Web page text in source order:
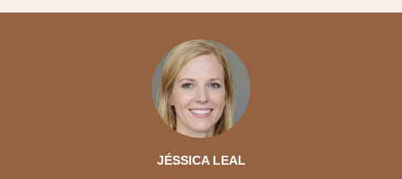
JÉSSICA LEAL